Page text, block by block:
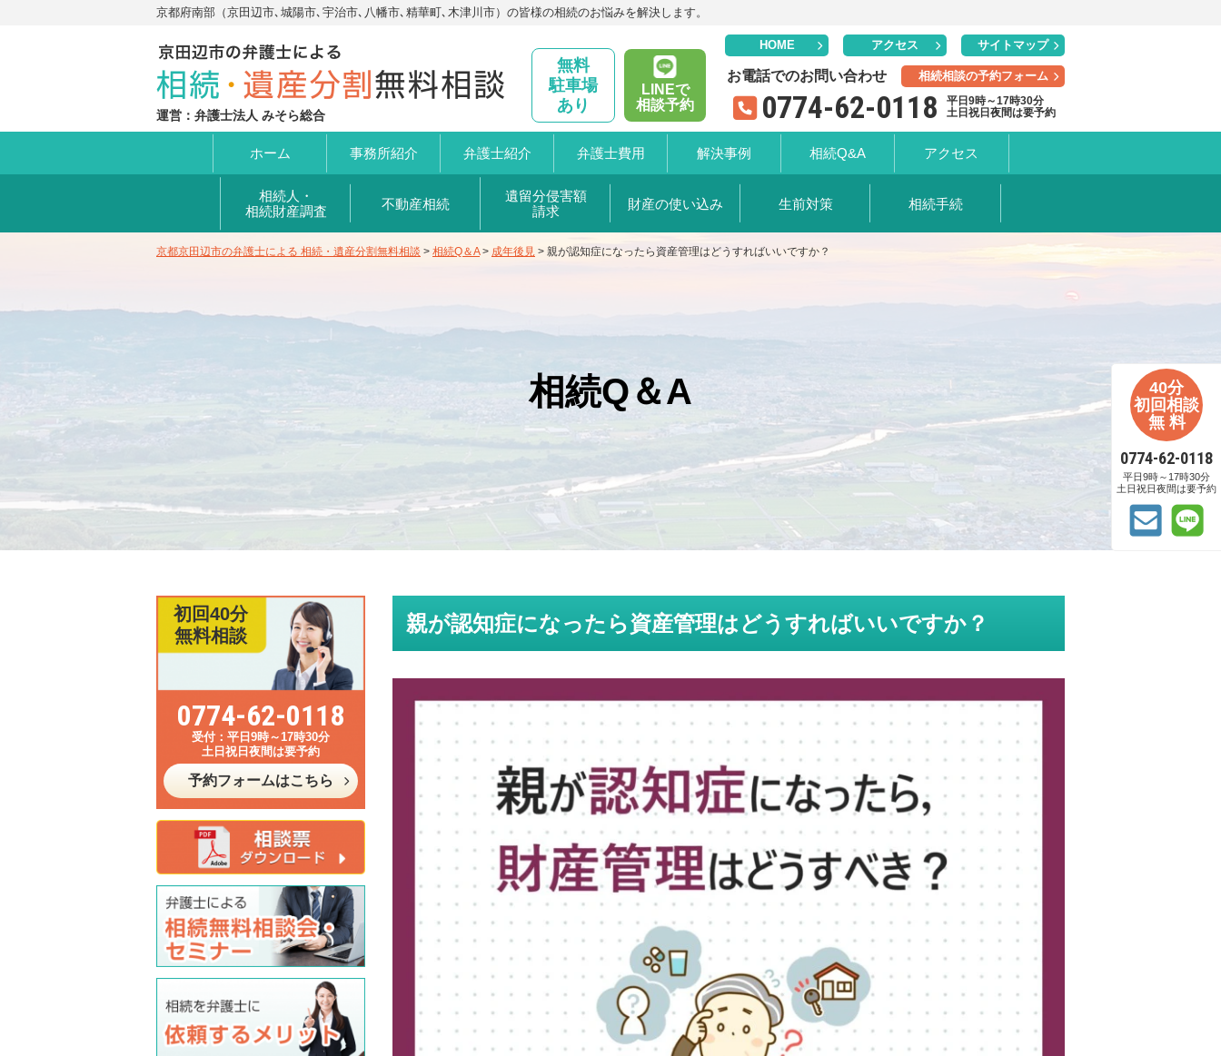
京都府南部（京田辺市､城陽市､宇治市､八幡市､精華町､木津川市）の皆様の相続のお悩みを解決します。
運営：弁護士法人 みそら総合
無料
駐車場
あり
LINEで
相談予約
HOME アクセス サイトマップ
お電話でのお問い合わせ 相続相談の予約フォーム
0774-62-0118
平日9時～17時30分
土日祝日夜間は要予約
ホーム 事務所紹介 弁護士紹介 弁護士費用 解決事例 相続Q&A アクセス
相続人・
相続財産調査
不動産相続 遺留分侵害額
請求
財産の使い込み 生前対策 相続手続
京都京田辺市の弁護士による 相続・遺産分割無料相談 > 相続Q＆A> 成年後見 > 親が認知症になったら資産管理はどうすればいいですか？
相続Q＆A
親が認知症になったら資産管理はどうすればいいですか？
初回40分
無料相談
0774-62-0118
平日9時～17時30分
土日祝日夜間は要予約
予約フォームはこちら
40分
初回相談
無 料
0774-62-0118
平日9時～17時30分
土日祝日夜間は要予約